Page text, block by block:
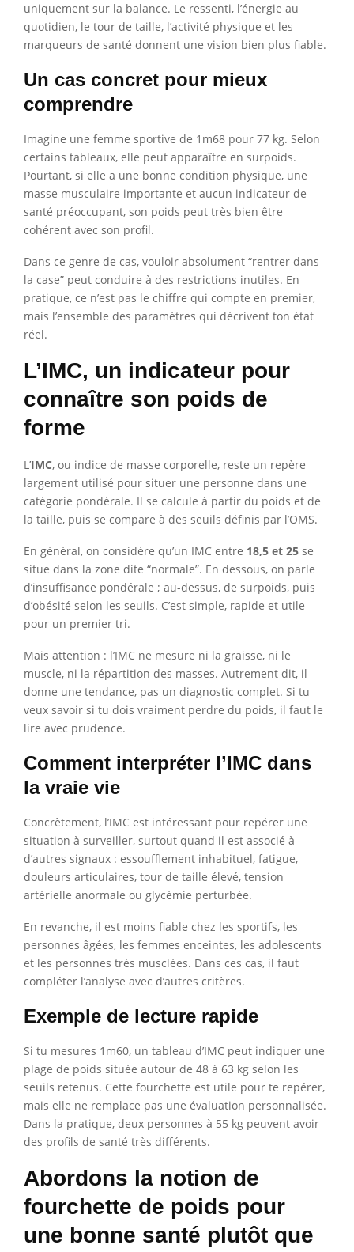
uniquement sur la balance. Le ressenti, l’énergie au
quotidien, le tour de taille, l’activité physique et les
marqueurs de santé donnent une vision bien plus fiable.
Un cas concret pour mieux
comprendre
Imagine une femme sportive de 1m68 pour 77 kg. Selon
certains tableaux, elle peut apparaître en surpoids.
Pourtant, si elle a une bonne condition physique, une
masse musculaire importante et aucun indicateur de
santé préoccupant, son poids peut très bien être
cohérent avec son profil.
Dans ce genre de cas, vouloir absolument “rentrer dans
la case” peut conduire à des restrictions inutiles. En
pratique, ce n’est pas le chiffre qui compte en premier,
mais l’ensemble des paramètres qui décrivent ton état
réel.
L’IMC, un indicateur pour
connaître son poids de
forme
L’IMC, ou indice de masse corporelle, reste un repère
largement utilisé pour situer une personne dans une
catégorie pondérale. Il se calcule à partir du poids et de
la taille, puis se compare à des seuils définis par l’OMS.
En général, on considère qu’un IMC entre 18,5 et 25 se
situe dans la zone dite “normale”. En dessous, on parle
d’insuffisance pondérale ; au-dessus, de surpoids, puis
d’obésité selon les seuils. C’est simple, rapide et utile
pour un premier tri.
Mais attention : l’IMC ne mesure ni la graisse, ni le
muscle, ni la répartition des masses. Autrement dit, il
donne une tendance, pas un diagnostic complet. Si tu
veux savoir si tu dois vraiment perdre du poids, il faut le
lire avec prudence.
Comment interpréter l’IMC dans
la vraie vie
Concrètement, l’IMC est intéressant pour repérer une
situation à surveiller, surtout quand il est associé à
d’autres signaux : essoufflement inhabituel, fatigue,
douleurs articulaires, tour de taille élevé, tension
artérielle anormale ou glycémie perturbée.
En revanche, il est moins fiable chez les sportifs, les
personnes âgées, les femmes enceintes, les adolescents
et les personnes très musclées. Dans ces cas, il faut
compléter l’analyse avec d’autres critères.
Exemple de lecture rapide
Si tu mesures 1m60, un tableau d’IMC peut indiquer une
plage de poids située autour de 48 à 63 kg selon les
seuils retenus. Cette fourchette est utile pour te repérer,
mais elle ne remplace pas une évaluation personnalisée.
Dans la pratique, deux personnes à 55 kg peuvent avoir
des profils de santé très différents.
Abordons la notion de
fourchette de poids pour
une bonne santé plutôt que